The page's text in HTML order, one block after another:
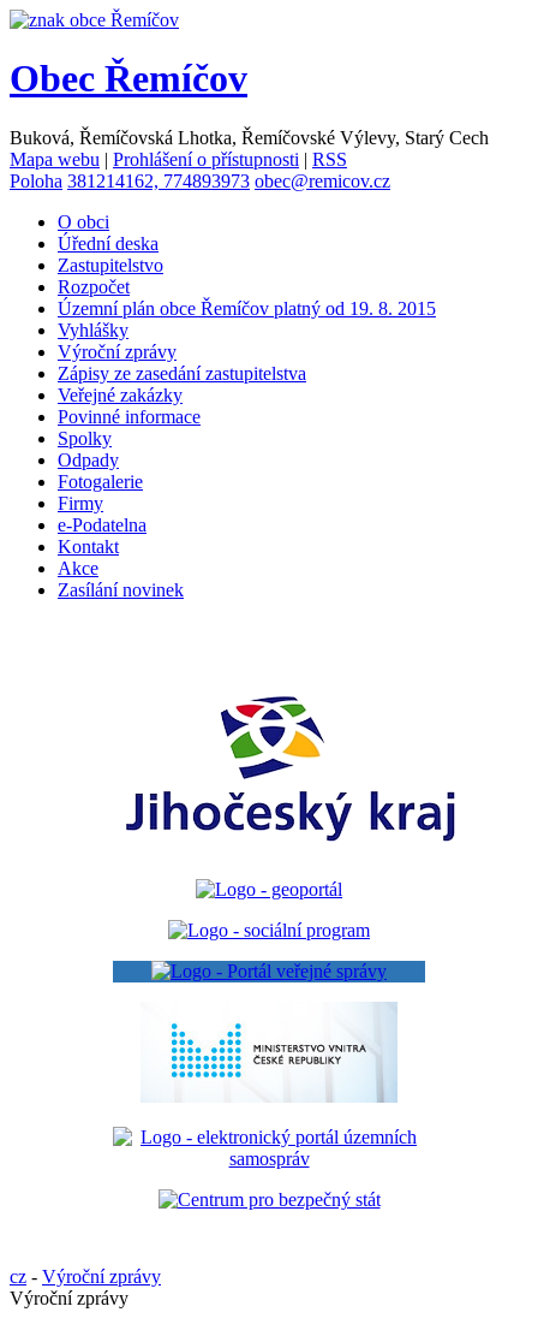
Obec Řemíčov
Buková, Řemíčovská Lhotka, Řemíčovské Výlevy, Starý Cech
Mapa webu | Prohlášení o přístupnosti | RSS
Poloha 381214162, 774893973 obec@remicov.cz
O obci
Úřední deska
Zastupitelstvo
Rozpočet
Územní plán obce Řemíčov platný od 19. 8. 2015
Vyhlášky
Výroční zprávy
Zápisy ze zasedání zastupitelstva
Veřejné zakázky
Povinné informace
Spolky
Odpady
Fotogalerie
Firmy
e-Podatelna
Kontakt
Akce
Zasílání novinek
cz - Výroční zprávy
Výroční zprávy